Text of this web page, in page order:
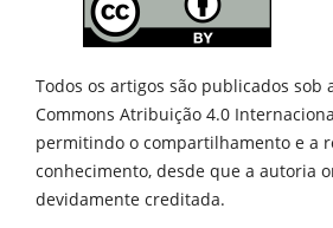
Todos os artigos são publicados sob
Commons Atribuição 4.0
permitindo o compartilhamento e a
conhecimento, desde que a autoria
devidamente creditada.